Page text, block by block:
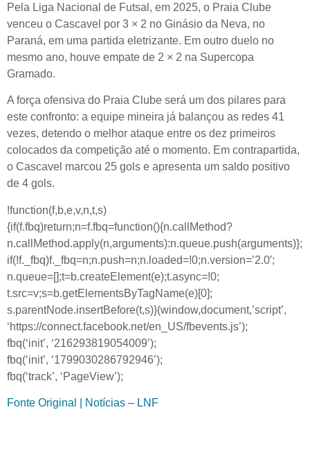
Pela Liga Nacional de Futsal, em 2025, o Praia Clube
venceu o Cascavel por 3 × 2 no Ginásio da Neva, no
Paraná, em uma partida eletrizante. Em outro duelo no
mesmo ano, houve empate de 2 × 2 na Supercopa
Gramado.
A força ofensiva do Praia Clube será um dos pilares para
este confronto: a equipe mineira já balançou as redes 41
vezes, detendo o melhor ataque entre os dez primeiros
colocados da competição até o momento. Em contrapartida,
o Cascavel marcou 25 gols e apresenta um saldo positivo
de 4 gols.
!function(f,b,e,v,n,t,s)
{if(f.fbq)return;n=f.fbq=function(){n.callMethod?
n.callMethod.apply(n,arguments):n.queue.push(arguments)};
if(!f._fbq)f._fbq=n;n.push=n;n.loaded=!0;n.version=’2.0′;
n.queue=[];t=b.createElement(e);t.async=!0;
t.src=v;s=b.getElementsByTagName(e)[0];
s.parentNode.insertBefore(t,s)}(window,document,’script’,
‘https://connect.facebook.net/en_US/fbevents.js’);
fbq(‘init’, ‘216293819054009’);
fbq(‘init’, ‘1799030286792946’);
fbq(‘track’, ‘PageView’);
Fonte Original | Notícias – LNF